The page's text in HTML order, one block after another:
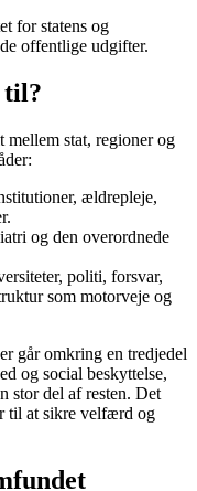
for statens og
offentlige udgifter.
til?
mellem stat, regioner og
ældrepleje,
og den overordnede
politi, forsvar,
som motorveje og
går omkring en tredjedel
og social beskyttelse,
stor del af resten. Det
til at sikre velfærd og